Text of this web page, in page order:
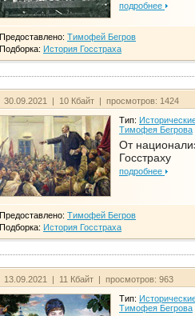
подробнее
Предоставлено: Тимофей Бегров
Подборка: История Госстраха
30.09.2021 | 10 Кбайт | просмотров: 1424
Тип:
Тимофея Бегрова
От
Госстраху
подробнее
Предоставлено: Тимофей Бегров
Подборка: История Госстраха
13.09.2021 | 11 Кбайт | просмотров: 963
Тип:
Тимофея Бегрова